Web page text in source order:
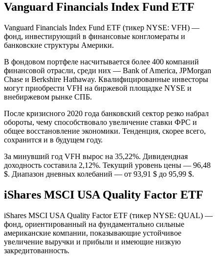
Vanguard Financials Index Fund ETF
Vanguard Financials Index Fund ETF (тикер NYSE: VFH) —
фонд, инвестирующий в финансовые конгломераты и
банковские структуры Америки.
В фондовом портфеле насчитывается более 400 компаний
финансовой отрасли, среди них — Bank of America, JPMorgan
Chase и Berkshire Hathaway. Квалифицированные инвесторы
могут приобрести VFH на биржевой площадке NYSE и
внебиржевом рынке СПБ.
После кризисного 2020 года банковский сектор резко набрал
обороты, чему способствовало увеличение ставки ФРС и
общее восстановление экономики. Тенденция, скорее всего,
сохранится и в будущем году.
За минувший год VFH вырос на 35,22%. Дивидендная
доходность составила 2,12%. Текущий уровень цены — 96,48
$. Диапазон дневных колебаний — от 93,91 $ до 95,99 $.
iShares MSCI USA Quality Factor ETF
iShares MSCI USA Quality Factor ETF (тикер NYSE: QUAL) —
фонд, ориентированный на фундаментально сильные
американские компании, показывающие устойчивое
увеличение выручки и прибыли и имеющие низкую
закредитованность.